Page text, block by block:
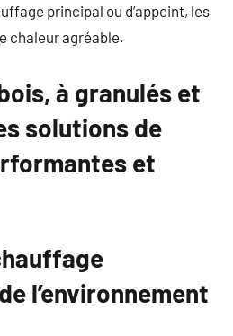
principal ou d’appoint, les
chaleur agréable.
à granulés et
solutions de
et
l’environnement